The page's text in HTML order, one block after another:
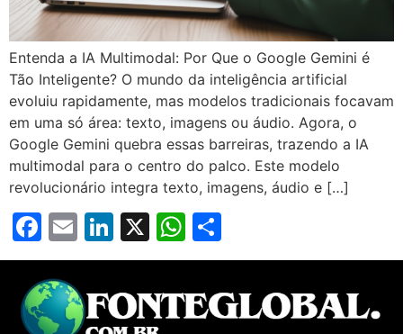
Entenda a IA Multimodal: Por Que o Google Gemini é
Tão Inteligente? O mundo da inteligência artificial
evoluiu rapidamente, mas modelos tradicionais focavam
em uma só área: texto, imagens ou áudio. Agora, o
Google Gemini quebra essas barreiras, trazendo a IA
multimodal para o centro do palco. Este modelo
revolucionário integra texto, imagens, áudio e […]
Facebook
EmailLinkedIn
X WhatsApp